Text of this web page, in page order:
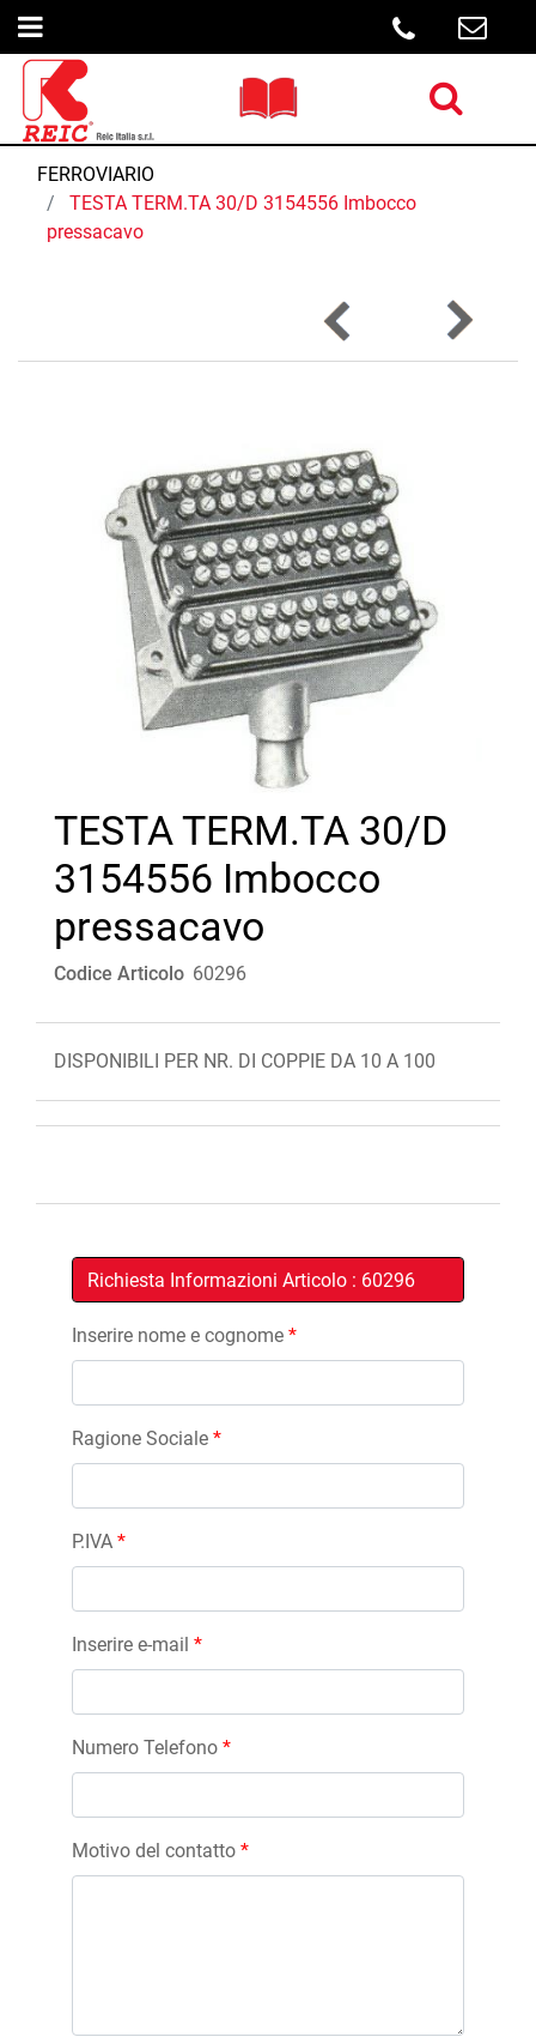
Open menu
Open menu
FERROVIARIO
TESTA TERM.TA 30/D 3154556 Imbocco
pressacavo
TESTA TERM.TA 30/D
3154556 Imbocco
pressacavo
Codice Articolo 60296
DISPONIBILI PER NR. DI COPPIE DA 10 A 100
Inserire nome e cognome *
Ragione Sociale *
P.IVA *
Inserire e-mail *
Numero Telefono *
Motivo del contatto *